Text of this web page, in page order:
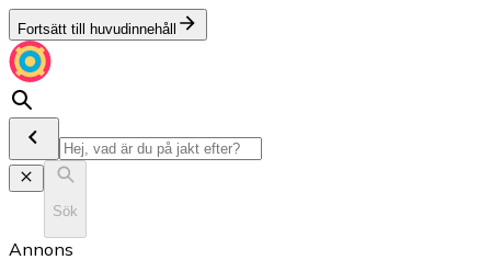
Fortsätt till huvudinnehåll
Sök
Annons